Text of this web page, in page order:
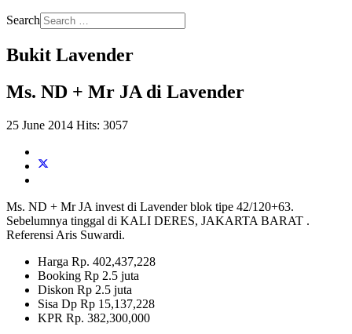
Search
Bukit Lavender
Ms. ND + Mr JA di Lavender
25 June 2014 Hits: 3057
Ms. ND + Mr JA invest di Lavender blok tipe 42/120+63.
Sebelumnya tinggal di KALI DERES, JAKARTA BARAT .
Referensi Aris Suwardi.
Harga Rp. 402,437,228
Booking Rp 2.5 juta
Diskon Rp 2.5 juta
Sisa Dp Rp 15,137,228
KPR Rp. 382,300,000